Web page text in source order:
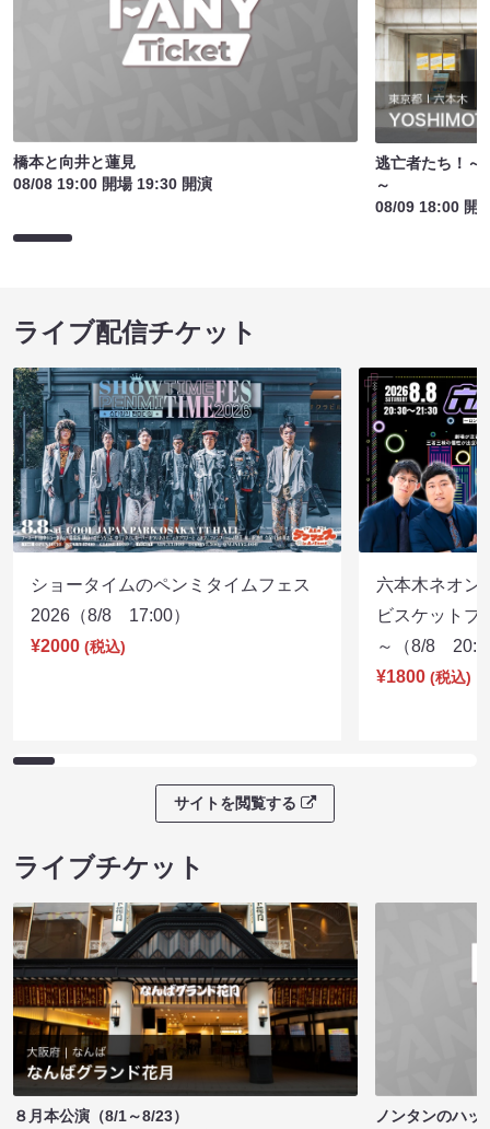
橋本と向井と蓮見
08/08 19:00 開場 19:30 開演
逃亡者たち！～
～
08/09 18:00 開
ライブ配信チケット
ショータイムのペンミタイムフェス
2026（8/8 17:00）
¥2000 (税込)
六本木ネオン
ビスケットブ
～（8/8
¥1800 (税込)
サイトを閲覧する
ライブチケット
８月本公演（8/1～8/23）
ノンタンのハッ